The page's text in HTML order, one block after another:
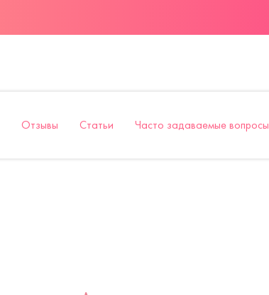
Отзывы Статьи Часто задаваемые вопросы